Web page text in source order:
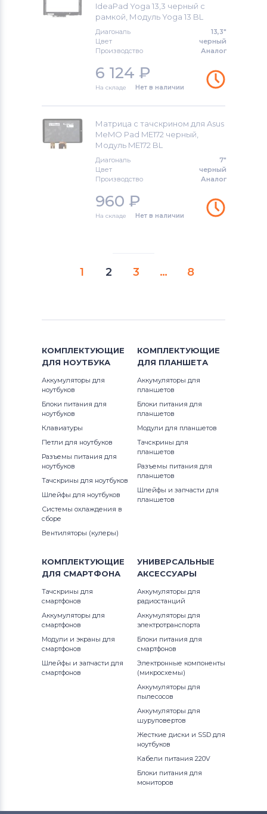
IdeaPad Yoga 13,3 черный с
рамкой, Модуль Yoga 13 BL
Диагональ
13,3"
Цвет
черный
Производство
Аналог
6 124 ₽
На складе Нет в наличии
Матрица с тачскрином для Asus
MeMO Pad ME172 черный,
Модуль ME172 BL
Диагональ
7"
Цвет
черный
Производство
Аналог
960 ₽
На складе Нет в наличии
1 2 3 … 8
КОМПЛЕКТУЮЩИЕ
ДЛЯ НОУТБУКА
Аккумуляторы для
ноутбуков
Блоки питания для
ноутбуков
Клавиатуры
Петли для ноутбуков
Разъемы питания для
ноутбуков
Тачскрины для ноутбуков
Шлейфы для ноутбуков
Системы охлаждения в
сборе
Вентиляторы (кулеры)
КОМПЛЕКТУЮЩИЕ
ДЛЯ ПЛАНШЕТА
Аккумуляторы для
планшетов
Блоки питания для
планшетов
Модули для планшетов
Тачскрины для
планшетов
Разъемы питания для
планшетов
Шлейфы и запчасти для
планшетов
КОМПЛЕКТУЮЩИЕ
ДЛЯ СМАРТФОНА
Тачскрины для
смартфонов
Аккумуляторы для
смартфонов
Модули и экраны для
смартфонов
Шлейфы и запчасти для
смартфонов
УНИВЕРСАЛЬНЫЕ
АКСЕССУАРЫ
Аккумуляторы для
радиостанций
Аккумуляторы для
электротранспорта
Блоки питания для
смартфонов
Электронные компоненты
(микросхемы)
Аккумуляторы для
пылесосов
Аккумуляторы для
шуруповертов
Жесткие диски и SSD для
ноутбуков
Кабели питания 220V
Блоки питания для
мониторов